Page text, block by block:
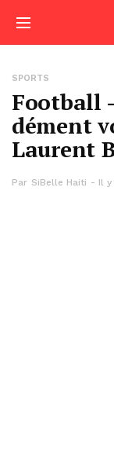
SPORTS
Football
dément
Laurent
Par SiBelle Haiti Il y